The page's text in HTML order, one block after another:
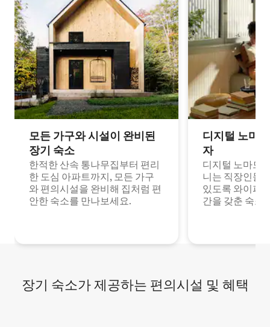
모든 가구와 시설이 완비된
장기 숙소
한적한 산속 통나무집부터 편리
한 도심 아파트까지, 모든 가구
와 편의시설을 완비해 집처럼 편
안한 숙소를 만나보세요.
디지털 노마
자
디지털 노마드
니는 직장인들
있도록 와이파
간을 갖춘 숙소
장기 숙소가 제공하는 편의시설 및 혜택